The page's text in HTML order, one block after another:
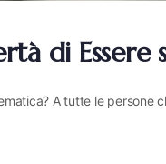
di Essere
A tutte le persone